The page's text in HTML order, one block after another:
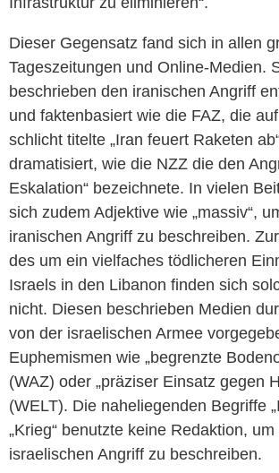
Dieser Gegensatz fand sich in allen
Tageszeitungen und Online-Medien.
beschrieben den iranischen Angriff
und faktenbasiert wie die FAZ, die
schlicht titelte „Iran feuert Raketen
dramatisiert, wie die NZZ die den
Eskalation“ bezeichnete. In vielen
sich zudem Adjektive wie „massiv“,
iranischen Angriff zu beschreiben.
des um ein vielfaches tödlicheren
Israels in den Libanon finden sich
nicht. Diesen beschrieben Medien
von der israelischen Armee
Euphemismen wie „begrenzte
(WAZ) oder „präziser Einsatz gegen
(WELT). Die naheliegenden Begriffe
„Krieg“ benutzte keine Redaktion, um
israelischen Angriff zu beschreiben.